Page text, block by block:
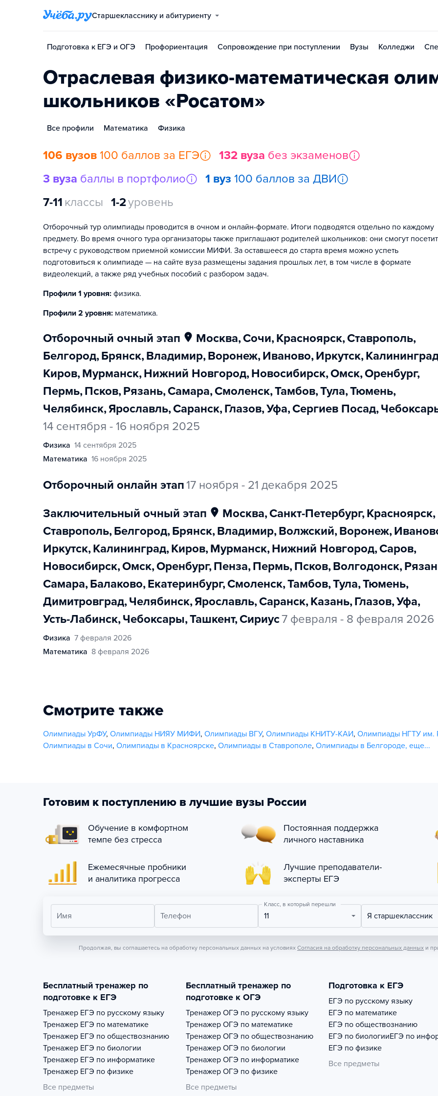
Старшекласснику и абитуриенту
Подготовка к ЕГЭ и ОГЭ Профориентация Сопровождение при поступлении Вузы Колледжи
Отраслевая физико-математическая
школьников «Росатом»
Все профили Математика Физика
106 вузов 100 баллов за ЕГЭ 132 вуза без экзаменов
3 вуза баллы в портфолио 1 вуз 100 баллов за ДВИ
7-11 классы 1-2уровень
Отборочный тур олимпиады проводится в очном и онлайн-формате. Итоги подводятся отдельно по каждому
предмету. Во время очного тура организаторы также приглашают родителей школьников: они смогут
встречу с руководством приемной комиссии МИФИ. За оставшееся до старта время можно успеть
подготовиться к олимпиаде — на сайте вуза размещены задания прошлых лет, в том числе в формате
видеолекций, а также ряд учебных пособий с разбором задач.
Профили 1 уровня: физика.
Профили 2 уровня: математика.
отборочный очный этап Москва, Сочи, Красноярск, Ставрополь,
Белгород, Брянск, Владимир, Воронеж, Иваново, Иркутск,
Киров, Мурманск, Нижний Новгород, Новосибирск, Омск, Оренбург,
Пермь, Псков, Рязань, Самара, Смоленск, Тамбов, Тула, Тюмень,
Челябинск, Ярославль, Саранск, Глазов, Уфа, Сергиев Посад,
14 сентября - 16 ноября 2025
физика 14 сентября 2025
математика 16 ноября 2025
отборочный онлайн этап 17 ноября - 21 декабря 2025
заключительный очный этап
Москва, Санкт-Петербург, Красноярск,
Ставрополь, Белгород, Брянск, Владимир, Волжский, Воронеж,
Иркутск, Калининград, Киров, Мурманск, Нижний Новгород, Саров,
Новосибирск, Омск, Оренбург, Пенза, Пермь, Псков, Волгодонск,
Самара, Балаково, Екатеринбург, Смоленск, Тамбов, Тула, Тюмень,
Димитровград, Челябинск, Ярославль, Саранск, Казань, Глазов, Уфа,
Усть-Лабинск, Чебоксары, Ташкент, Сириус 7 февраля - 8 февраля 2026
физика 7 февраля 2026
математика 8 февраля 2026
Смотрите также
Олимпиады УрФУ, Олимпиады НИЯУ МИФИ, Олимпиады ВГУ, Олимпиады КНИТУ-КАИ, Олимпиады НГТУ им.
Олимпиады в Сочи, Олимпиады в Красноярске, Олимпиады в Ставрополе, Олимпиады в Белгороде, еще...
Готовим к поступлению в лучшие вузы России
Обучение в комфортном
темпе без стресса
Постоянная поддержка
личного наставника
Ежемесячные пробники
и аналитика прогресса
Лучшие преподаватели-
эксперты ЕГЭ
Имя Телефон
Класс, в который перешли
11 Я старшеклассник
Продолжая, вы соглашаетесь на обработку персональных данных на условиях Согласия на обработку персональных данных и
Бесплатный тренажер по
подготовке к ЕГЭ
Тренажер ЕГЭ по русскому языку
Тренажер ЕГЭ по математике
Тренажер ЕГЭ по обществознанию
Тренажер ЕГЭ по биологии
Тренажер ЕГЭ по информатике
Тренажер ЕГЭ по физике
Все предметы
Бесплатный тренажер по
подготовке к ОГЭ
Тренажер ОГЭ по русскому языку
Тренажер ОГЭ по математике
Тренажер ОГЭ по обществознанию
Тренажер ОГЭ по биологии
Тренажер ОГЭ по информатике
Тренажер ОГЭ по физике
Все предметы
Подготовка к ЕГЭ
ЕГЭ по русскому языку
ЕГЭ по математике
ЕГЭ по обществознанию
ЕГЭ по биологииЕГЭ по
ЕГЭ по физике
Все предметы